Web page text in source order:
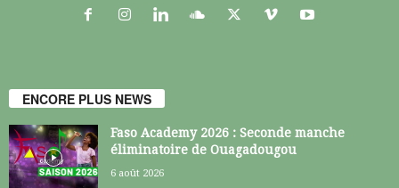
ENCORE PLUS NEWS
Faso Academy 2026 : Seconde manche
éliminatoire de Ouagadougou
6 août 2026